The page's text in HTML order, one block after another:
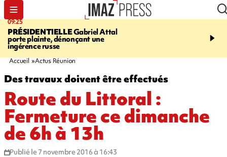
09:25
PRÉSIDENTIELLEGabriel Attal
porte plainte, dénonçant une
ingérence russe
11:43
accident après le virage
Accueil Actus Réunion
Des travaux doivent être effectués
Route du Littoral :
Fermeture ce dimanche
de 6h à 13h
Publié le 7 novembre 2016 à 16:43